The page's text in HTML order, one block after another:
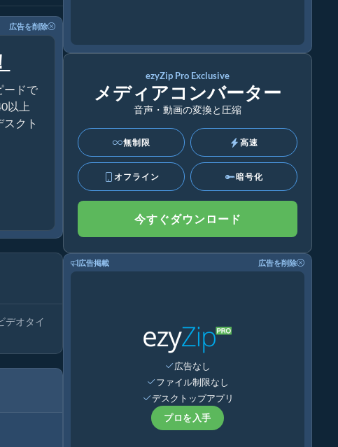
広告を削除
ードで
以上
クト
デオタイ
ezyZip Pro Exclusive
メディアコンバーター
音声・動画の変換と圧縮
無制限 高速
オフライン 暗号化
今すぐダウンロード
広告掲載 広告を削除
広告なし
ファイル制限なし
デスクトップアプリ
プロを入手